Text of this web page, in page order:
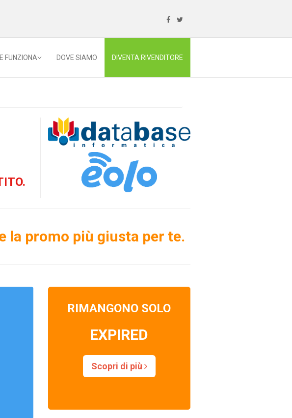
FUNZIONA DOVE SIAMO DIVENTA RIVENDITORE
la promo più giusta per te.
RIMANGONO SOLO
EXPIRED
Scopri di più